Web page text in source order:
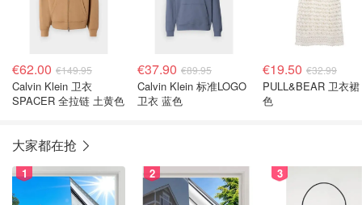
€62.00 €149.95
Calvin Klein 卫衣
SPACER 全拉链 土黄色
€37.90 €89.95
Calvin Klein 标准LOGO
卫衣 蓝色
€19.50 €32.99
PULL&BEAR 卫衣
色
大家都在抢
1 2 3